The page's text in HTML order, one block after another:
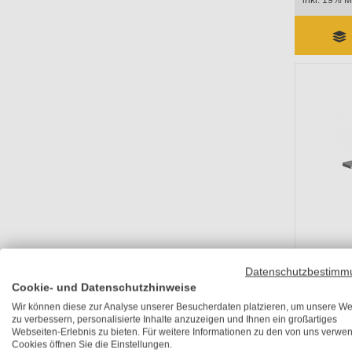
Layher
Lieferzeit
UVP25,40
Cookie- und Datenschutzhinweise
Wir können diese zur Analyse unserer Besucherdaten platzieren, um unsere
zu verbessern, personalisierte Inhalte anzuzeigen und Ihnen ein großartiges
Webseiten-Erlebnis zu bieten. Für weitere Informationen zu den von uns
Cookies öffnen Sie die Einstellungen.